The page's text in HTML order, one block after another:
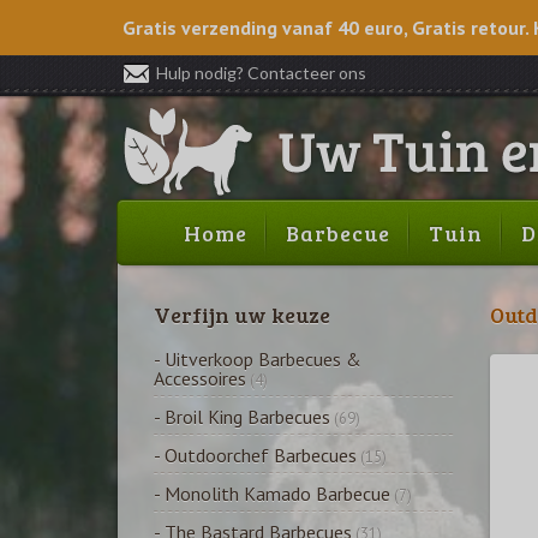
Gratis verzending vanaf 40 euro, Gratis retour.
Hulp nodig? Contacteer ons
Home Barbecue Tuin
Verfijn uw keuze
- Uitverkoop Barbecues &
Accessoires (4)
- Broil King Barbecues (69)
- Outdoorchef Barbecues (15)
- Monolith Kamado Barbecue (7)
- The Bastard Barbecues (31)